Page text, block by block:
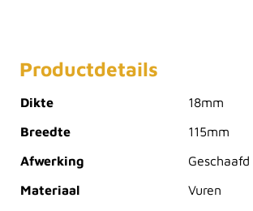
Productdetails
Dikte
18mm
Breedte
115mm
Afwerking
Geschaafd
Materiaal
Vuren